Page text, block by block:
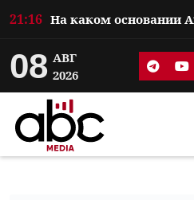
21:16
08 АВГ
2026